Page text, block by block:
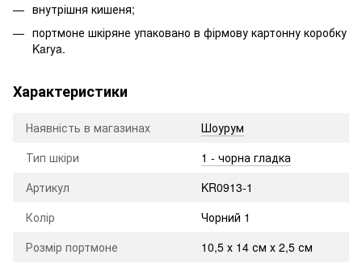
внутрішня кишеня;
портмоне шкіряне упаковано в фірмову картонну коробку
Karya.
Характеристики
Наявність в магазинах
Шоурум
Тип шкіри
1 - чорна гладка
Артикул
KR0913-1
Колір
Чорний 1
Розмір портмоне
10,5 х 14 см х 2,5 см